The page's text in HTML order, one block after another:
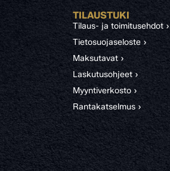
TILAUSTUKI
Tilaus- ja toimitusehdot ›
Tietosuojaseloste ›
Maksutavat ›
Laskutusohjeet ›
Myyntiverkosto ›
Rantakatselmus ›